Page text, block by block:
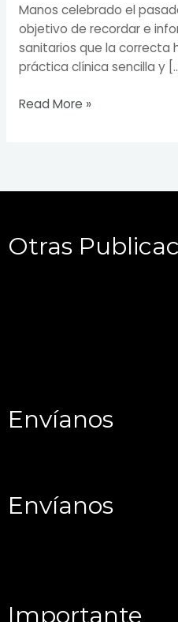
Manos celebrado el
objetivo de recordar e
sanitarios que la correcta
práctica clínica sencilla y
Read More »
Otras
Envíanos
Envíanos
Importante